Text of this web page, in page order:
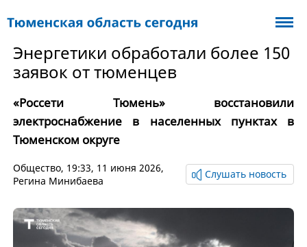
Энергетики обработали более 150
заявок от тюменцев
«Россети Тюмень» восстановили
электроснабжение в населенных пунктах в
Тюменском округе
Общество, 19:33, 11 июня 2026,
Регина Минибаева
Слушать новость